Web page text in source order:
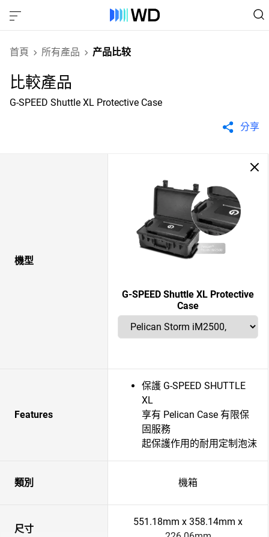
首頁 所有產品 产品比较
比較產品
G-SPEED Shuttle XL Protective Case
分享
機型
G-SPEED Shuttle XL Protective
Case
Features
保護 G-SPEED SHUTTLE
XL
享有 Pelican Case 有限保
固服務
起保護作用的耐用定制泡沫
類別 機箱
尺寸
551.18mm x 358.14mm x